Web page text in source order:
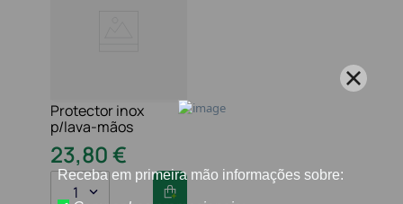
Protector inox
p/lava-mãos
23,80€
1